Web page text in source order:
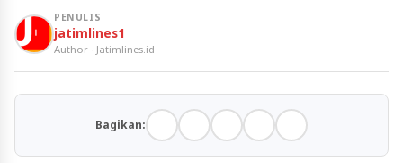
PENULIS
jatimlines1
Author · Jatimlines.id
Bagikan: